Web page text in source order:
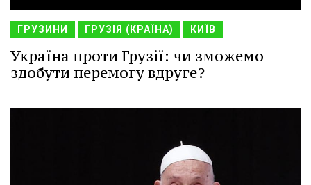
ГРУЗИНИ ГРУЗІЯ (КРАЇНА) КИЇВ
Україна проти Грузії: чи зможемо
здобути перемогу вдруге?